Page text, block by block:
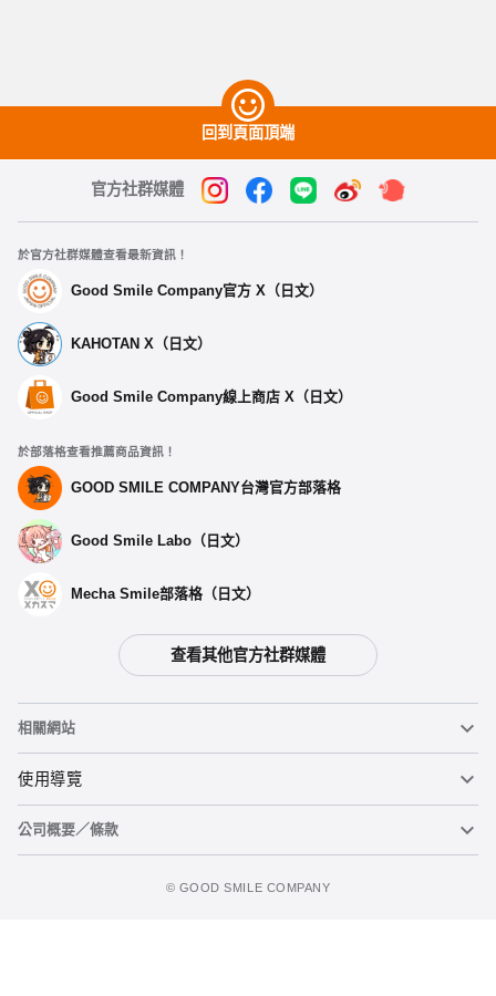
回到頁面頂端
官方社群媒體
於官方社群媒體查看最新資訊！
Good Smile Company官方 X（日文）
KAHOTAN X（日文）
Good Smile Company線上商店 X（日文）
於部落格查看推薦商品資訊！
GOOD SMILE COMPANY台灣官方部落格
Good Smile Labo（日文）
Mecha Smile部落格（日文）
查看其他官方社群媒體
相關網站
黏土人
黏土人臉部製造機（英文）
使用導覽
重要公告
公司概要／條款
©️ GOOD SMILE COMPANY